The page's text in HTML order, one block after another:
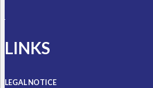
LINKS
LEGAL NOTICE